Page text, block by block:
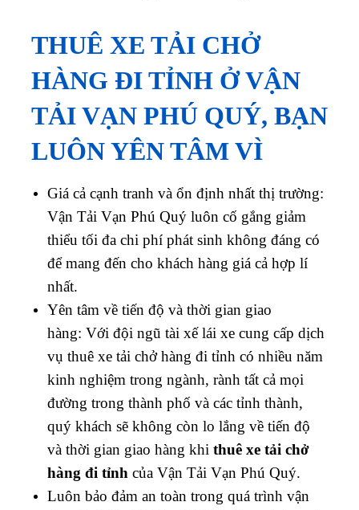
THUÊ XE TẢI CHỞ
HÀNG ĐI TỈNH Ở VẬN
TẢI VẠN PHÚ QUÝ, BẠN
LUÔN YÊN TÂM VÌ
Giá cả cạnh tranh và ổn định nhất thị trường:
Vận Tải Vạn Phú Quý luôn cố gắng giảm
thiểu tối đa chi phí phát sinh không đáng có
để mang đến cho khách hàng giá cả hợp lí
nhất.
Yên tâm về tiến độ và thời gian giao
hàng: Với đội ngũ tài xế lái xe cung cấp dịch
vụ thuê xe tải chở hàng đi tỉnh có nhiều năm
kinh nghiệm trong ngành, rành tất cả mọi
đường trong thành phố và các tỉnh thành,
quý khách sẽ không còn lo lắng về tiến độ
và thời gian giao hàng khi thuê xe tải chở
hàng đi tỉnh của Vận Tải Vạn Phú Quý.
Luôn bảo đảm an toàn trong quá trình vận